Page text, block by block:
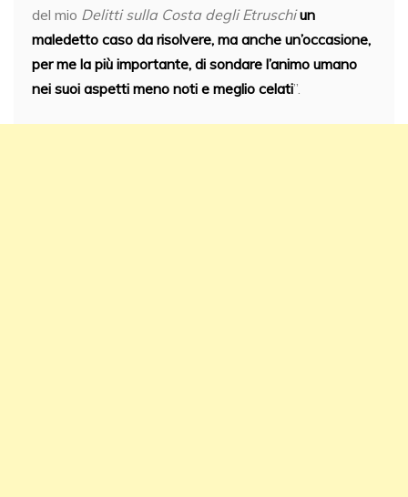
del mio Delitti sulla Costa degli Etruschi un
maledetto caso da risolvere, ma anche un’occasione,
per me la più importante, di sondare l’animo umano
nei suoi aspetti meno noti e meglio celati”.